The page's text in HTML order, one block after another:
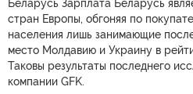
Беларусь Зарплата Беларусь
стран Европы, обгоняя по
населения лишь занимающие
место Молдавию и Украину в
Таковы результаты последнего
компании GFK.